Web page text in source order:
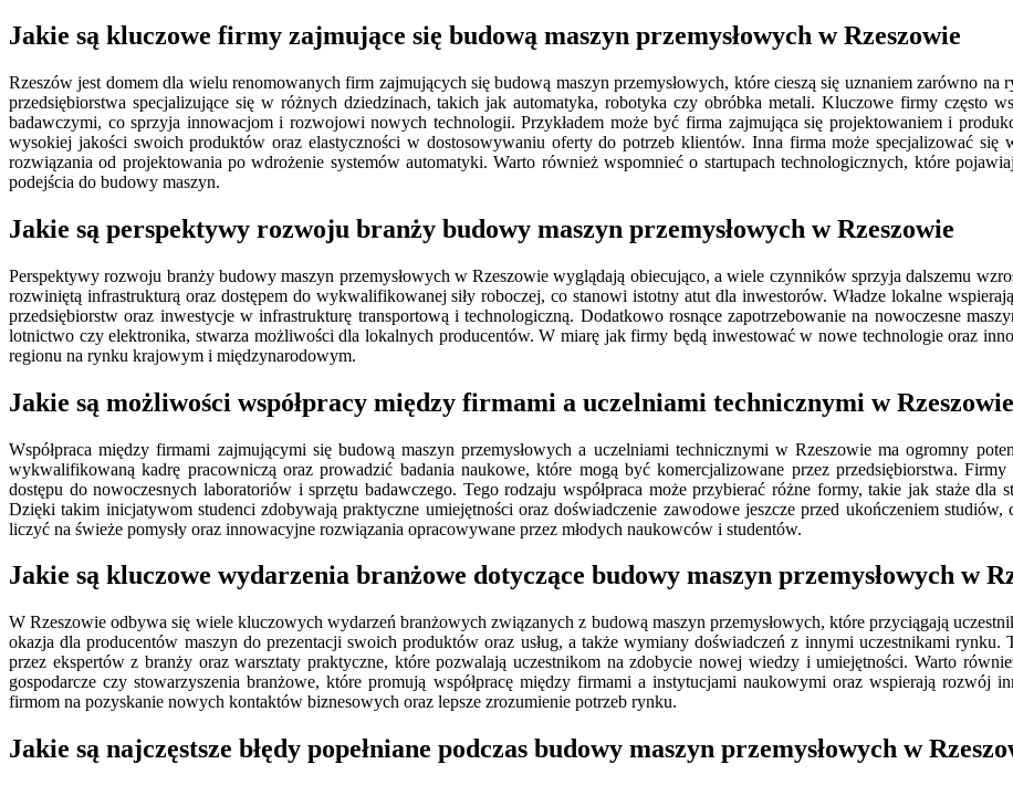
Jakie są kluczowe firmy zajmujące się budową maszyn przemysłowych w Rzeszowie
Rzeszów jest domem dla wielu renomowanych firm zajmujących się budową maszyn przemysłowych, które cieszą się uznaniem zarówno
przedsiębiorstwa specjalizujące się w różnych dziedzinach, takich jak automatyka, robotyka czy obróbka metali. Kluczowe firmy często
badawczymi, co sprzyja innowacjom i rozwojowi nowych technologii. Przykładem może być firma zajmująca się projektowaniem i
wysokiej jakości swoich produktów oraz elastyczności w dostosowywaniu oferty do potrzeb klientów. Inna firma może specjalizować się
rozwiązania od projektowania po wdrożenie systemów automatyki. Warto również wspomnieć o startupach technologicznych, które
podejścia do budowy maszyn.
Jakie są perspektywy rozwoju branży budowy maszyn przemysłowych w Rzeszowie
Perspektywy rozwoju branży budowy maszyn przemysłowych w Rzeszowie wyglądają obiecująco, a wiele czynników sprzyja dalszemu
rozwiniętą infrastrukturą oraz dostępem do wykwalifikowanej siły roboczej, co stanowi istotny atut dla inwestorów. Władze lokalne
przedsiębiorstw oraz inwestycje w infrastrukturę transportową i technologiczną. Dodatkowo rosnące zapotrzebowanie na nowoczesne
lotnictwo czy elektronika, stwarza możliwości dla lokalnych producentów. W miarę jak firmy będą inwestować w nowe technologie oraz
regionu na rynku krajowym i międzynarodowym.
Jakie są możliwości współpracy między firmami a uczelniami technicznymi w Rzeszowie
Współpraca między firmami zajmującymi się budową maszyn przemysłowych a uczelniami technicznymi w Rzeszowie ma ogromny
wykwalifikowaną kadrę pracowniczą oraz prowadzić badania naukowe, które mogą być komercjalizowane przez przedsiębiorstwa.
dostępu do nowoczesnych laboratoriów i sprzętu badawczego. Tego rodzaju współpraca może przybierać różne formy, takie jak staże
Dzięki takim inicjatywom studenci zdobywają praktyczne umiejętności oraz doświadczenie zawodowe jeszcze przed ukończeniem
liczyć na świeże pomysły oraz innowacyjne rozwiązania opracowywane przez młodych naukowców i studentów.
Jakie są kluczowe wydarzenia branżowe dotyczące budowy maszyn przemysłowych w
W Rzeszowie odbywa się wiele kluczowych wydarzeń branżowych związanych z budową maszyn przemysłowych, które przyciągają
okazja dla producentów maszyn do prezentacji swoich produktów oraz usług, a także wymiany doświadczeń z innymi uczestnikami rynku.
przez ekspertów z branży oraz warsztaty praktyczne, które pozwalają uczestnikom na zdobycie nowej wiedzy i umiejętności. Warto
gospodarcze czy stowarzyszenia branżowe, które promują współpracę między firmami a instytucjami naukowymi oraz wspierają rozwój
firmom na pozyskanie nowych kontaktów biznesowych oraz lepsze zrozumienie potrzeb rynku.
Jakie są najczęstsze błędy popełniane podczas budowy maszyn przemysłowych w